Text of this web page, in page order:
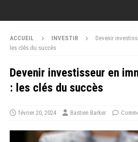
ACCUEIL INVESTIR
Devenir
les clés du succès
Devenir investisseur en
: les clés du succès
février 20, 2024 Bastien Barker